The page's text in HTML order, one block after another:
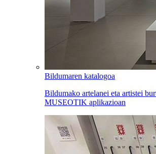
Bildumaren katalogoa
Bildumako artelanei eta artistei
MUSEOTIK aplikazioan